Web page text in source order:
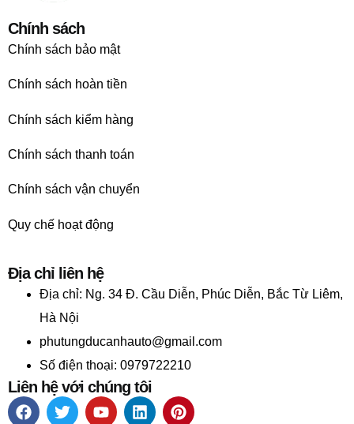
Chính sách
Chính sách bảo mật
Chính sách hoàn tiền
Chính sách kiểm hàng
Chính sách thanh toán
Chính sách vận chuyển
Quy chế hoạt động
Địa chỉ liên hệ
Địa chỉ: Ng. 34 Đ. Cầu Diễn, Phúc Diễn, Bắc Từ Liêm,
Hà Nội
phutungducanhauto@gmail.com
Số điện thoại: 0979722210
Liên hệ với chúng tôi